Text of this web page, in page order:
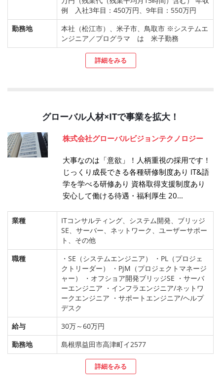
例 入社3年目：450万円、9年目：550万円
勤務地
本社（松江市）、米子市、鳥取市 ※システムエ
ンジニア／プログラマ は 米子勤務
詳細をみる
グローバル人材×ITで事業を拡大！
株式会社グローバルビジョンテクノロジー
大事なのは「意欲」！人柄重視の採用です！
じっくり成長できる各種研修制度あり IT&語
学を学べる研修あり 資格取得支援制度あり
安心して働ける待遇・福利厚生 20...
業種
ITコンサルティング、システム開発、ブリッジ
SE、サーバー、ネットワーク、ユーザーサポー
ト、その他
職種
・SE（システムエンジニア） ・PL（プロジェ
クトリーダー） ・PjM（プロジェクトマネージ
ャー） ・オフショア開発ブリッジSE ・サーバ
ーエンジニア ・インフラエンジニア/ネットワ
ークエンジニア ・サポートエンジニア/ヘルプ
デスク
給与
30万～60万円
勤務地
島根県益田市高津町イ2577
詳細をみる